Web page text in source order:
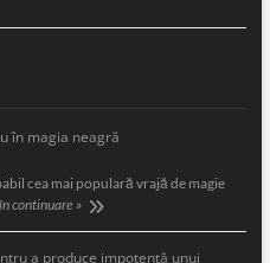
în magia neagră
cea mai populară vrajă de magie
continuare »
a produce impotență unui